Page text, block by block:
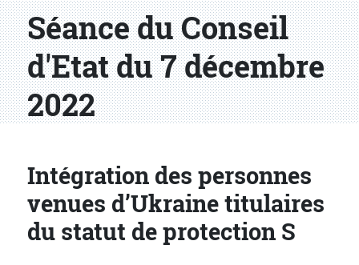
Séance du Conseil
d'Etat du 7 décembre
2022
Intégration des personnes
venues d’Ukraine titulaires
du statut de protection S